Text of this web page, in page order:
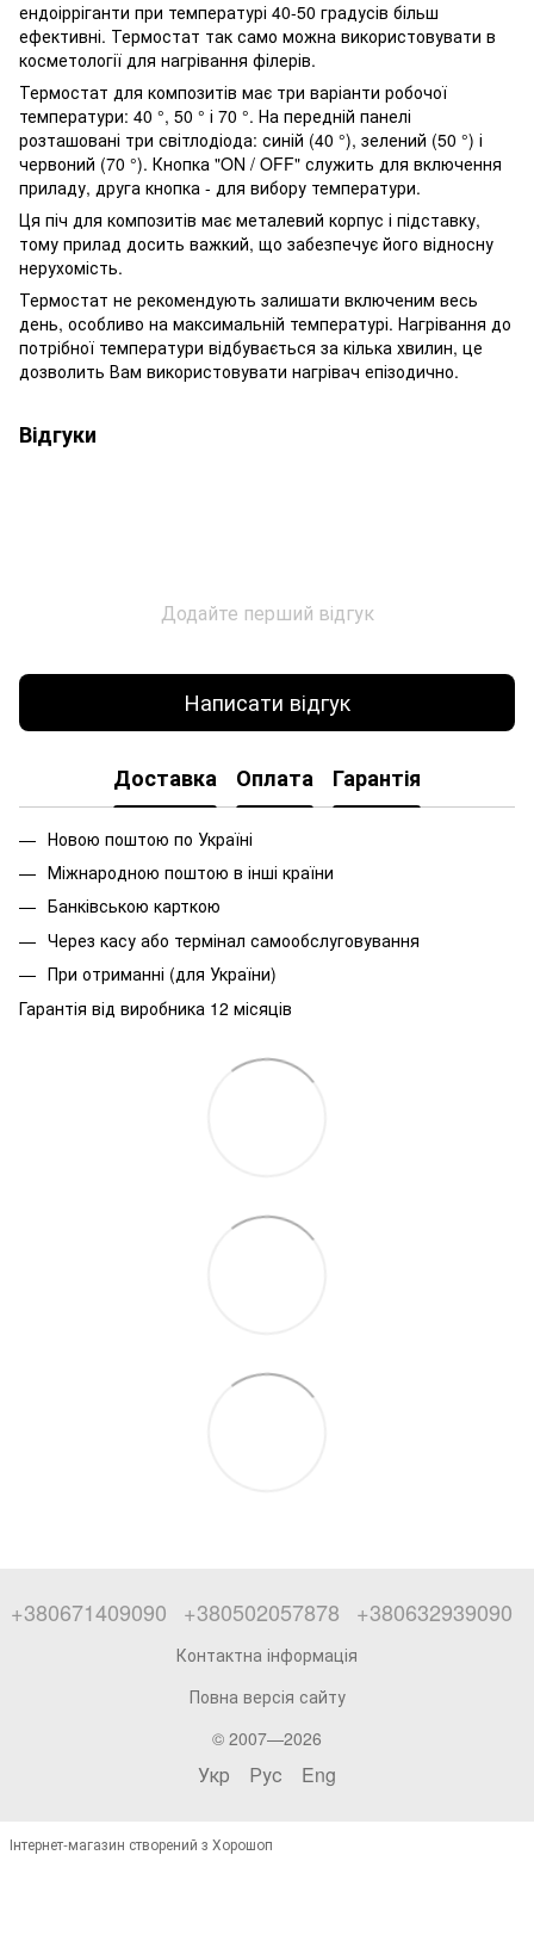
ендоірріганти при температурі 40-50 градусів більш
ефективні. Термостат так само можна використовувати в
косметології для нагрівання філерів.
Термостат для композитів має три варіанти робочої
температури: 40 °, 50 ° і 70 °. На передній панелі
розташовані три світлодіода: синій (40 °), зелений (50 °) і
червоний (70 °). Кнопка "ON / OFF" служить для включення
приладу, друга кнопка - для вибору температури.
Ця піч для композитів має металевий корпус і підставку,
тому прилад досить важкий, що забезпечує його відносну
нерухомість.
Термостат не рекомендують залишати включеним весь
день, особливо на максимальній температурі. Нагрівання до
потрібної температури відбувається за кілька хвилин, це
дозволить Вам використовувати нагрівач епізодично.
Відгуки
Додайте перший відгук
Написати відгук
Доставка Оплата Гарантія
Новою поштою по Україні
Міжнародною поштою в інші країни
Банківською карткою
Через касу або термінал самообслуговування
При отриманні (для України)
Гарантія від виробника 12 місяців
+380671409090 +380502057878 +380632939090
Контактна інформація
Повна версія сайту
© 2007—2026
Укр Рус Eng
Інтернет-магазин створений з Хорошоп